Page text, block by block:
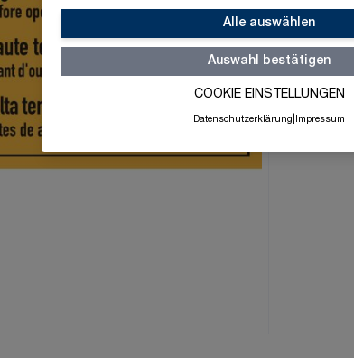
Alle auswählen
Auswahl bestätigen
COOKIE EINSTELLUNGEN
Datenschutzerklärung Impressum